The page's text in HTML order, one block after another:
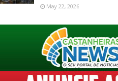
May 22, 2026